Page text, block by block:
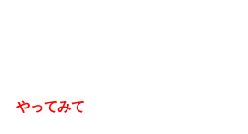
やってみて